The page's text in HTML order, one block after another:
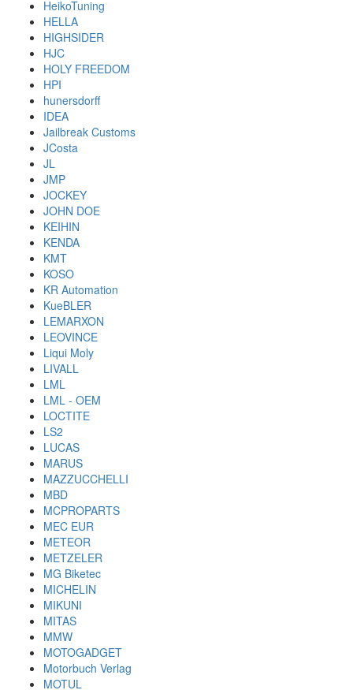
HeikoTuning
HELLA
HIGHSIDER
HJC
HOLY FREEDOM
HPI
hunersdorff
IDEA
Jailbreak Customs
JCosta
JL
JMP
JOCKEY
JOHN DOE
KEIHIN
KENDA
KMT
KOSO
KR Automation
KueBLER
LEMARXON
LEOVINCE
Liqui Moly
LIVALL
LML
LML - OEM
LOCTITE
LS2
LUCAS
MARUS
MAZZUCCHELLI
MBD
MCPROPARTS
MEC EUR
METEOR
METZELER
MG Biketec
MICHELIN
MIKUNI
MITAS
MMW
MOTOGADGET
Motorbuch Verlag
MOTUL